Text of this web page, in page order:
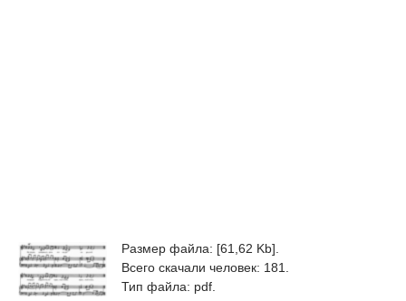
Размер файла: [61,62 Kb].
Всего скачали человек: 181.
Тип файла: pdf.